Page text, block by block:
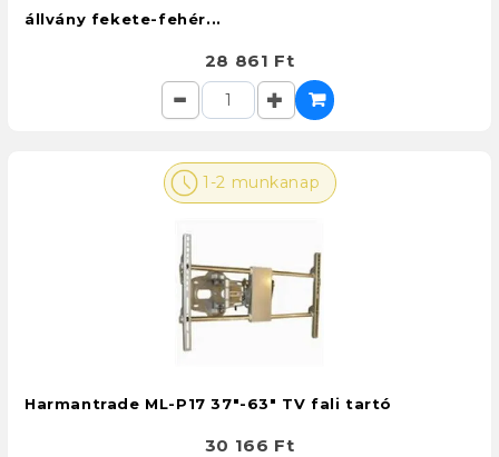
állvány fekete-fehér...
28 861 Ft
1-2 munkanap
Harmantrade ML-P17 37"-63" TV fali tartó
30 166 Ft